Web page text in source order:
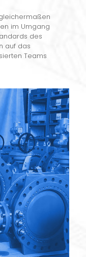
im Umgang
des
auf das
Teams